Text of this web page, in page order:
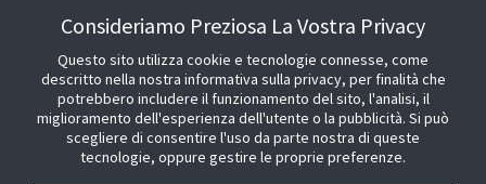
Consideriamo Preziosa La Vostra Privacy
Questo sito utilizza cookie e tecnologie connesse, come
descritto nella nostra informativa sulla privacy, per finalità che
potrebbero includere il funzionamento del sito, l'analisi, il
miglioramento dell'esperienza dell'utente o la pubblicità. Si può
scegliere di consentire l'uso da parte nostra di queste
tecnologie, oppure gestire le proprie preferenze.